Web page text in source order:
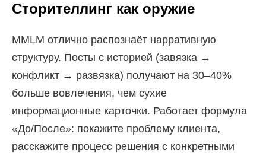
Сторителлинг как оружие
MMLM отлично распознаёт нарративную
структуру. Посты с историей (завязка →
конфликт → развязка) получают на 30–40%
больше вовлечения, чем сухие
информационные карточки. Работает формула
«До/После»: покажите проблему клиента,
расскажите процесс решения с конкретными